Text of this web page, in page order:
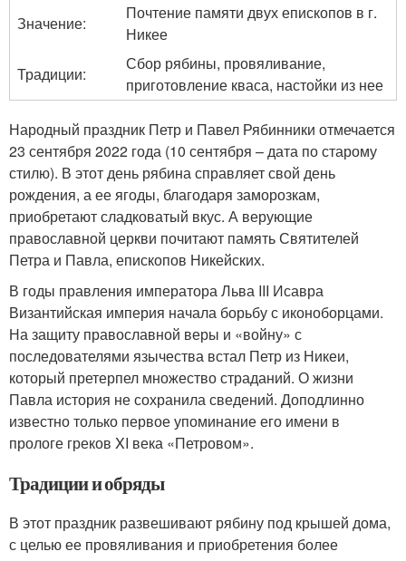
Значение:
Почтение памяти двух епископов в г.
Никее
Традиции:
Сбор рябины, провяливание,
приготовление кваса, настойки из нее
Народный праздник Петр и Павел Рябинники отмечается
23 сентября 2022 года (10 сентября – дата по старому
стилю). В этот день рябина справляет свой день
рождения, а ее ягоды, благодаря заморозкам,
приобретают сладковатый вкус. А верующие
православной церкви почитают память Святителей
Петра и Павла, епископов Никейских.
В годы правления императора Льва III Исавра
Византийская империя начала борьбу с иконоборцами.
На защиту православной веры и «войну» с
последователями язычества встал Петр из Никеи,
который претерпел множество страданий. О жизни
Павла история не сохранила сведений. Доподлинно
известно только первое упоминание его имени в
прологе греков XI века «Петровом».
Традиции и обряды
В этот праздник развешивают рябину под крышей дома,
с целью ее провяливания и приобретения более